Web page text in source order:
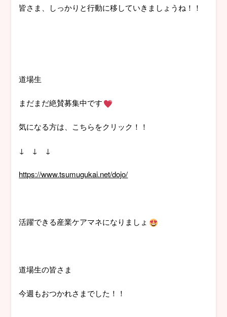
皆さま、しっかりと行動に移していきましょうね！！
道場生
まだまだ絶賛募集中です
気になる方は、こちらをクリック！！
↓ ↓ ↓
https://www.tsumugukai.net/dojo/
活躍できる産業ケアマネになりましょ
道場生の皆さま
今週もおつかれさまでした！！